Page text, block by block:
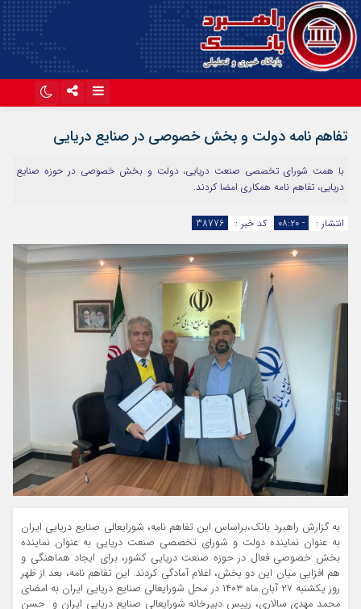
تفاهم نامه دولت و بخش خصوصی در صنایع دریایی
با همت شورای تخصصی صنعت دریایی، دولت و بخش خصوصی در حوزه صنایع
دریایی، تفاهم نامه همکاری امضا کردند.
انتشار : - ۰۸:۲۰ کد خبر : 38776
به گزارش راهبرد بانک،براساس این تفاهم نامه، شورایعالی صنایع دریایی ایران
به عنوان نماینده دولت و شورای تخصصی صنعت دریایی به عنوان نماینده
بخش خصوصی فعال در حوزه صنعت دریایی کشور، برای ایجاد هماهنگی و
هم افزایی میان این دو بخش، اعلام آمادگی کردند. این تفاهم نامه، بعد از ظهر
روز یکشنبه ۲۷ آبان ماه ۱۴۰۳ در محل شورایعالی صنایع دریایی ایران به امضای
محمد مهدی سالاری، رییس دبیرخانه شورایعالی صنایع دریایی ایران و حسن